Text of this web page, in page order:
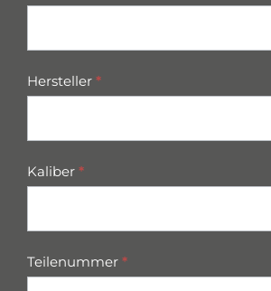
Hersteller *
Kaliber *
Teilenummer *